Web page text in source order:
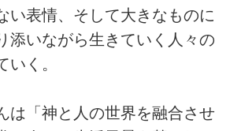
い表情、そして大きなものに
添いながら生きていく人々の
いく。
は「神と人の世界を融合させ